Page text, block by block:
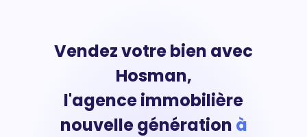
Vendez votre bien avec
Hosman,
l'agence immobilière
nouvelle génération à